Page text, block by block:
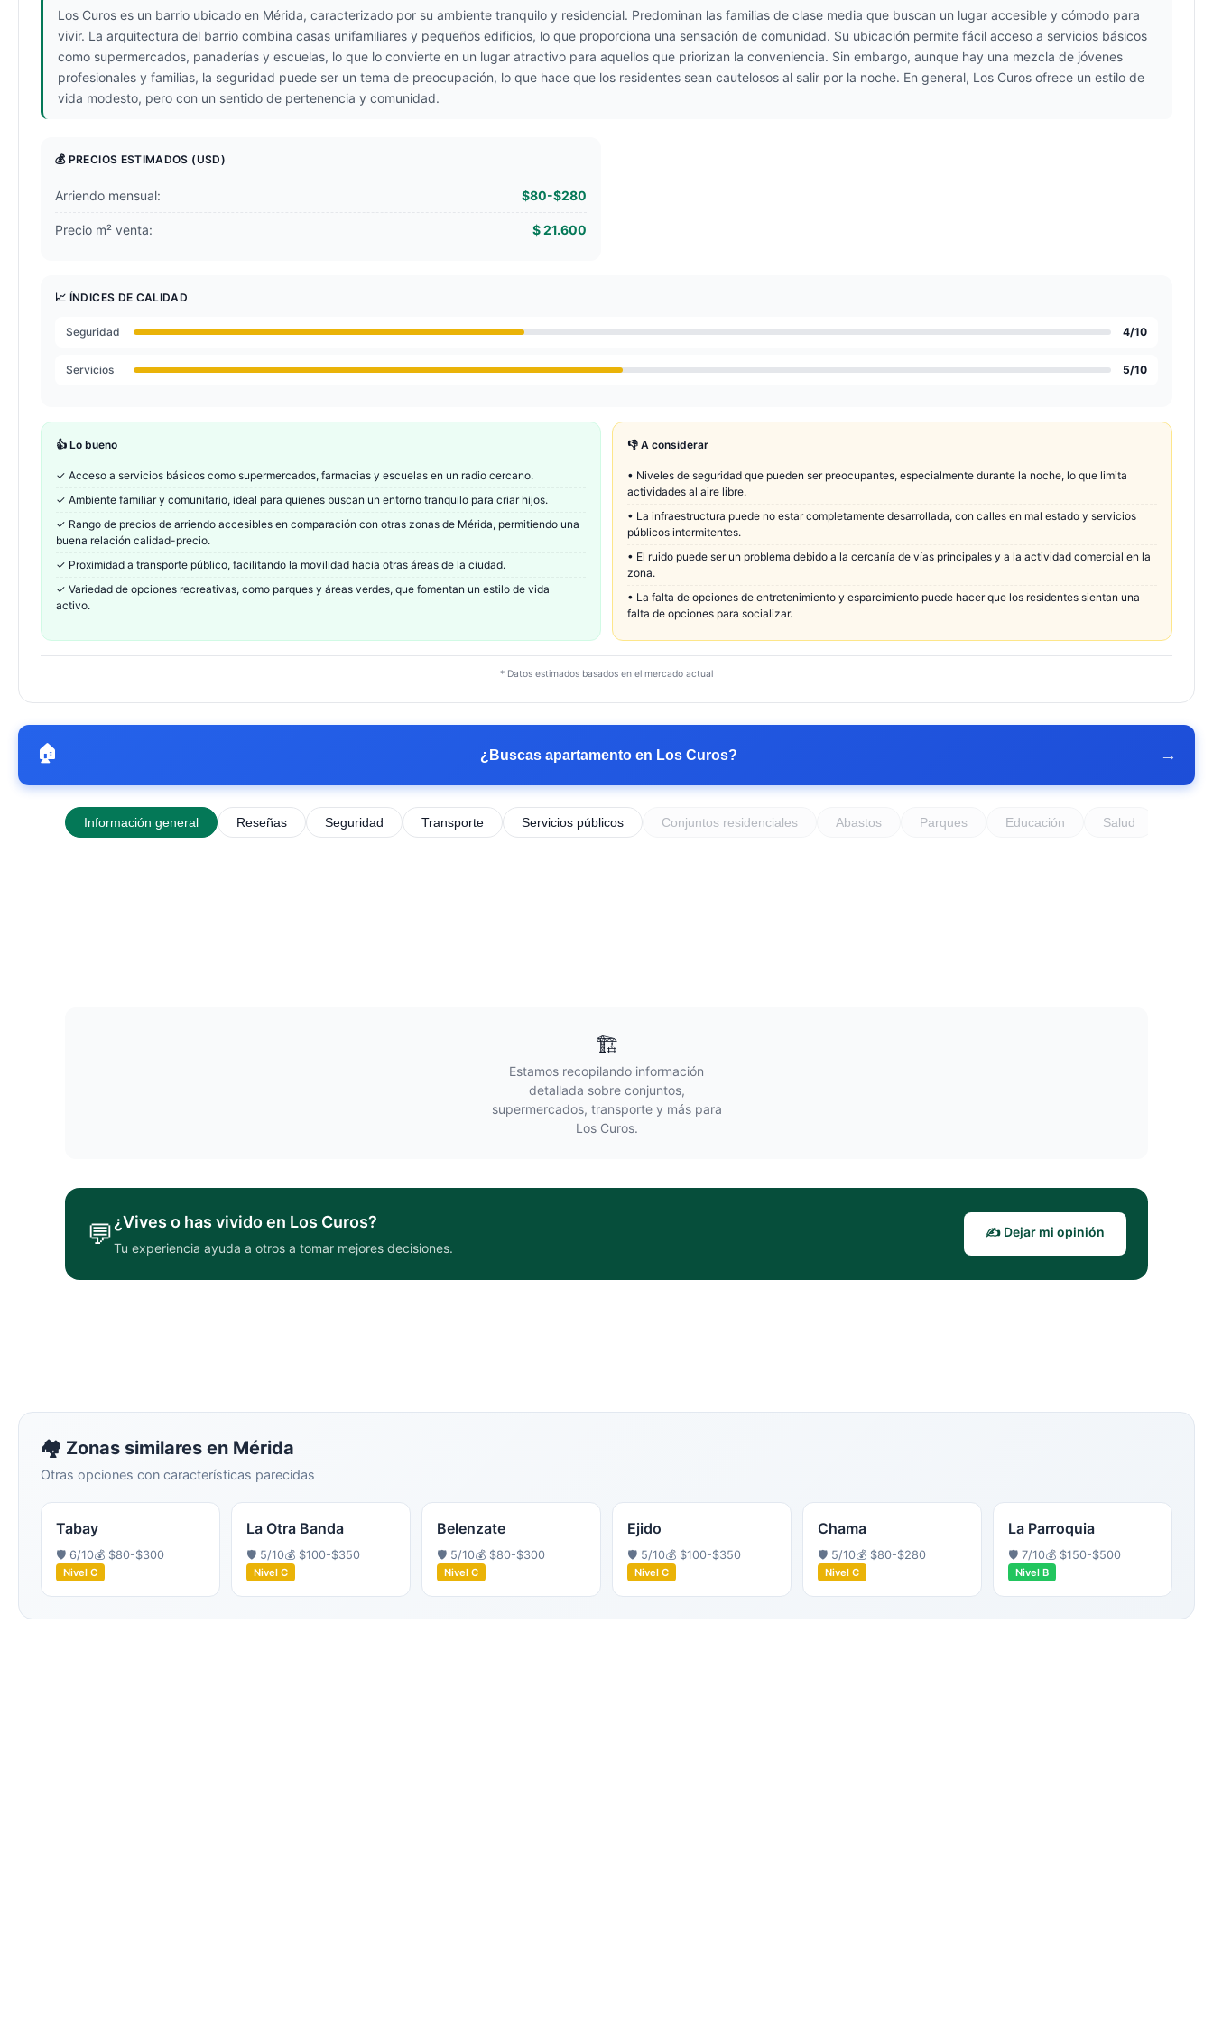
Los Curos es un barrio ubicado en Mérida, caracterizado por su ambiente tranquilo y residencial. Predominan las familias de clase media que buscan un lugar accesible y cómodo para
vivir. La arquitectura del barrio combina casas unifamiliares y pequeños edificios, lo que proporciona una sensación de comunidad. Su ubicación permite fácil acceso a servicios básicos
como supermercados, panaderías y escuelas, lo que lo convierte en un lugar atractivo para aquellos que priorizan la conveniencia. Sin embargo, aunque hay una mezcla de jóvenes
profesionales y familias, la seguridad puede ser un tema de preocupación, lo que hace que los residentes sean cautelosos al salir por la noche. En general, Los Curos ofrece un estilo de
vida modesto, pero con un sentido de pertenencia y comunidad.
💰 PRECIOS ESTIMADOS (USD)
Arriendo mensual: $80-$280
Precio m² venta: $ 21.600
📈 ÍNDICES DE CALIDAD
Seguridad 4/10
Servicios 5/10
👍 Lo bueno
✓ Acceso a servicios básicos como supermercados, farmacias y escuelas en un radio cercano.
✓ Ambiente familiar y comunitario, ideal para quienes buscan un entorno tranquilo para criar hijos.
✓ Rango de precios de arriendo accesibles en comparación con otras zonas de Mérida, permitiendo una
buena relación calidad-precio.
✓ Proximidad a transporte público, facilitando la movilidad hacia otras áreas de la ciudad.
✓ Variedad de opciones recreativas, como parques y áreas verdes, que fomentan un estilo de vida
activo.
👎 A considerar
• Niveles de seguridad que pueden ser preocupantes, especialmente durante la noche, lo que limita
actividades al aire libre.
• La infraestructura puede no estar completamente desarrollada, con calles en mal estado y servicios
públicos intermitentes.
• El ruido puede ser un problema debido a la cercanía de vías principales y a la actividad comercial en la
zona.
• La falta de opciones de entretenimiento y esparcimiento puede hacer que los residentes sientan una
falta de opciones para socializar.
* Datos estimados basados en el mercado actual
🏠 ¿Buscas apartamento en Los Curos? →
Información general Reseñas Seguridad Transporte Servicios públicos Conjuntos residenciales Abastos Parques Educación Salud
🏗️
Estamos recopilando información
detallada sobre conjuntos,
supermercados, transporte y más para
Los Curos.
💬¿Vives o has vivido en Los Curos?
Tu experiencia ayuda a otros a tomar mejores decisiones.
✍️ Dejar mi opinión
🏘️ Zonas similares en Mérida
Otras opciones con características parecidas
Tabay
🛡️ 6/10💰 $80-$300
Nivel C
La Otra Banda
🛡️ 5/10💰 $100-$350
Nivel C
Belenzate
🛡️ 5/10💰 $80-$300
Nivel C
Ejido
🛡️ 5/10💰 $100-$350
Nivel C
Chama
🛡️ 5/10💰 $80-$280
Nivel C
La Parroquia
🛡️ 7/10💰 $150-$500
Nivel B